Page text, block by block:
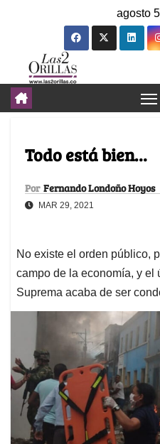
agosto
Todo está bien…
Por Fernando Londoño Hoyos
MAR 29, 2021
No existe el orden público,
campo de la economía, y el
Suprema acaba de ser